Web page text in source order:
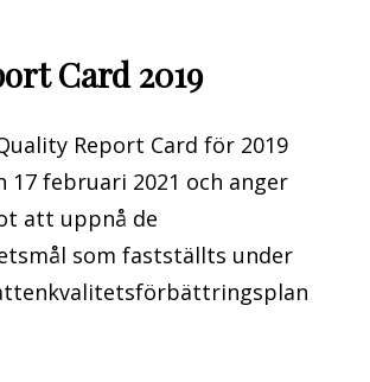
Card 2019
Report Card för 2019
17 februari 2021 och anger
att uppnå de
som fastställts under